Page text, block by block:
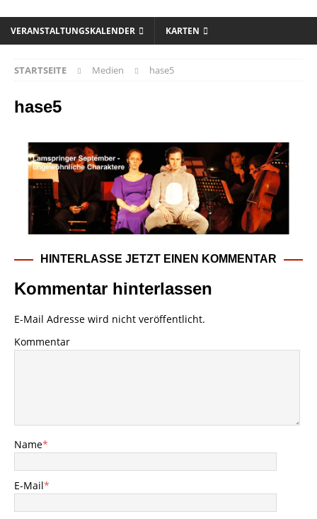
VERANSTALTUNGSKALENDER KARTEN
STARTSEITE Medien hase5
hase5
HINTERLASSE JETZT EINEN KOMMENTAR
Kommentar hinterlassen
E-Mail Adresse wird nicht veröffentlicht.
Kommentar
Name*
E-Mail*